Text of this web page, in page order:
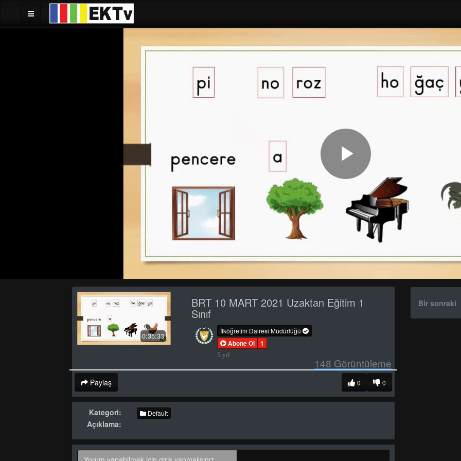
Play
Video
0:35:33
BRT 10 MART 2021 Uzaktan Eğitim 1
Sınıf
İlköğretim Dairesi Müdürlüğü
Abone Ol 1
5 yıl
148 Görüntüleme
Paylaş 0
0
Kategori: Default
Açıklama:
Bir sonraki